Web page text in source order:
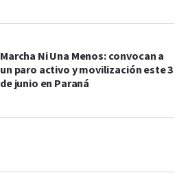
Marcha Ni Una Menos: convocan a
un paro activo y movilización este 3
de junio en Paraná